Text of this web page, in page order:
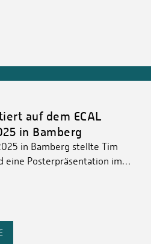
auf dem ECAL
in Bamberg
in Bamberg stellte Tim
eine Posterpräsentation im…